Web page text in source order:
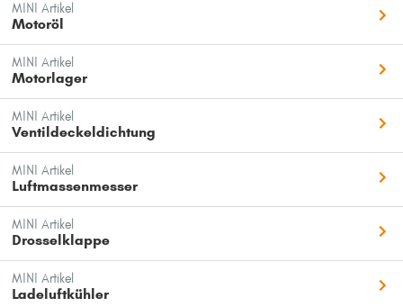
MINI Artikel
Motoröl
MINI Artikel
Motorlager
MINI Artikel
Ventildeckeldichtung
MINI Artikel
Luftmassenmesser
MINI Artikel
Drosselklappe
MINI Artikel
Ladeluftkühler